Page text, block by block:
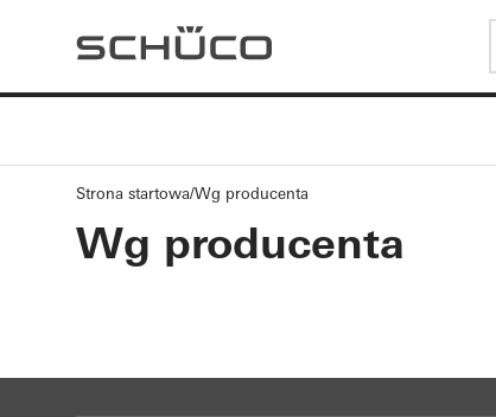
Strona startowa Wg producenta
Wg producenta